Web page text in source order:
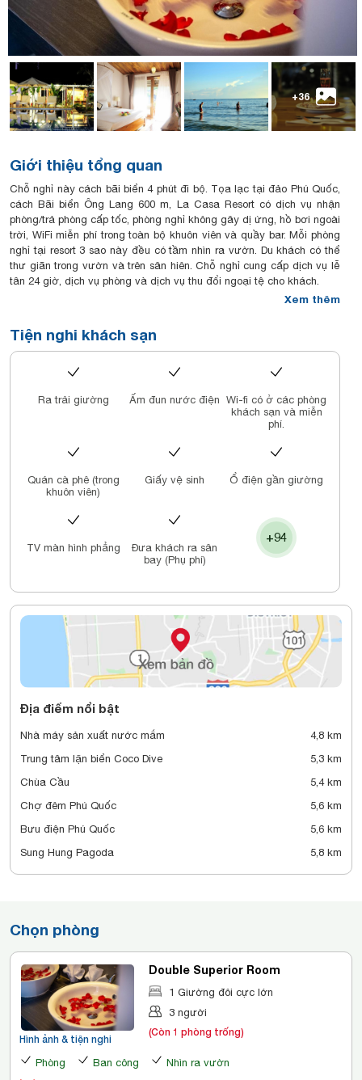
+36
Giới thiệu tổng quan
Chỗ nghỉ này cách bãi biển 4 phút đi bộ. Tọa lạc tại đảo Phú Quốc,
cách Bãi biển Ông Lang 600 m, La Casa Resort có dịch vụ nhận
phòng/trả phòng cấp tốc, phòng nghỉ không gây dị ứng, hồ bơi ngoài
trời, WiFi miễn phí trong toàn bộ khuôn viên và quầy bar. Mỗi phòng
nghỉ tại resort 3 sao này đều có tầm nhìn ra vườn. Du khách có thể
thư giãn trong vườn và trên sân hiên. Chỗ nghỉ cung cấp dịch vụ lễ
tân 24 giờ, dịch vụ phòng và dịch vụ thu đổi ngoại tệ cho khách.
Xem thêm
Tiện nghi khách sạn
Ra trải giường Ấm đun nước điện
Wi-fi có ở các phòng
khách sạn và miễn
phí.
Quán cà phê (trong
khuôn viên)
Giấy vệ sinh Ổ điện gần giường
TV màn hình phẳng
Đưa khách ra sân
bay (Phụ phí)
+94
Địa điểm nổi bật
Nhà máy sản xuất nước mắm
4,8 km
Trung tâm lặn biển Coco Dive
5,3 km
Chùa Cầu
5,4 km
Chợ đêm Phú Quốc
5,6 km
Bưu điện Phú Quốc
5,6 km
Sung Hung Pagoda
5,8 km
Chọn phòng
Hình ảnh & tiện nghi
Double Superior Room
1 Giường đôi cực lớn
3 người
(Còn 1 phòng trống)
Phòng Ban công
Nhìn ra vườn